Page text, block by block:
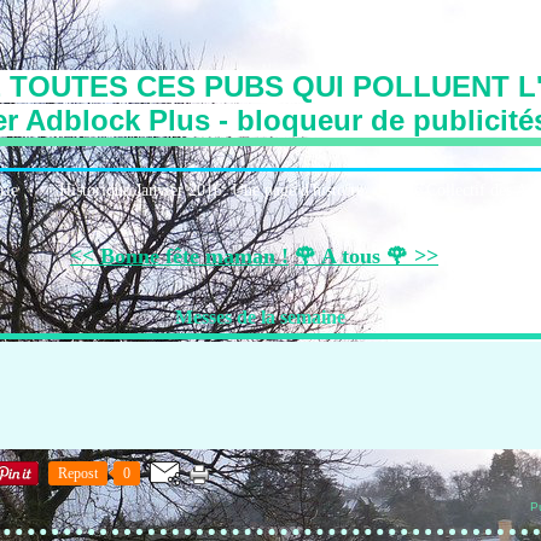
TOUTES CES PUBS QUI POLLUENT
Adblock Plus - bloqueur de
Historique:Janvier 2016: Une page d'histoire
<< Bonne fête maman ! 🌹 A tous 🌹 >>
Messes de la semaine
Repost 0